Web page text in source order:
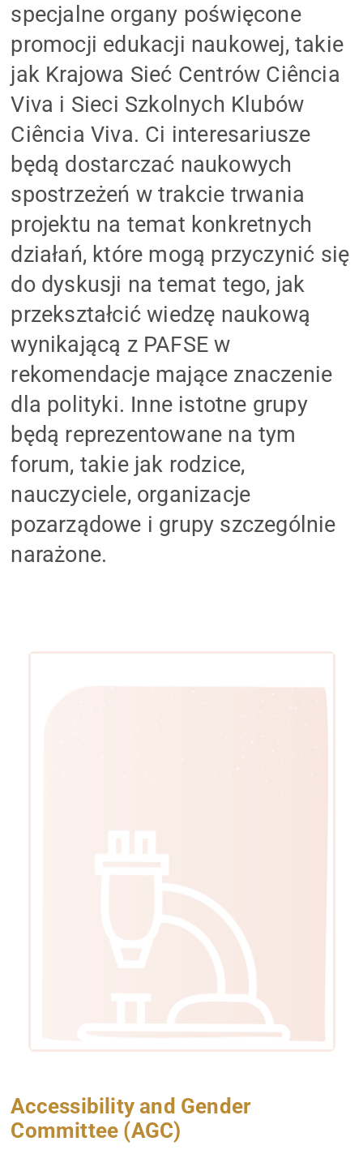
specjalne organy poświęcone
promocji edukacji naukowej, takie
jak Krajowa Sieć Centrów Ciência
Viva i Sieci Szkolnych Klubów
Ciência Viva. Ci interesariusze
będą dostarczać naukowych
spostrzeżeń w trakcie trwania
projektu na temat konkretnych
działań, które mogą przyczynić się
do dyskusji na temat tego, jak
przekształcić wiedzę naukową
wynikającą z PAFSE w
rekomendacje mające znaczenie
dla polityki. Inne istotne grupy
będą reprezentowane na tym
forum, takie jak rodzice,
nauczyciele, organizacje
pozarządowe i grupy szczególnie
narażone.
Accessibility and Gender
Committee (AGC)